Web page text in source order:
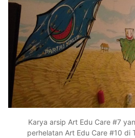
Karya arsip Art Edu Care #7
perhelatan Art Edu Care #10 di